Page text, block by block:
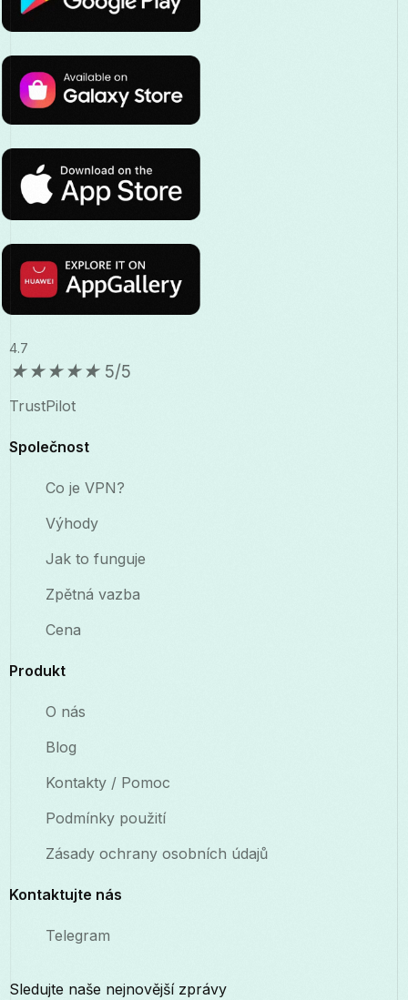
4.7
★★★★★ 5/5
TrustPilot
Společnost
Co je VPN?
Výhody
Jak to funguje
Zpětná vazba
Cena
Produkt
O nás
Blog
Kontakty / Pomoc
Podmínky použití
Zásady ochrany osobních údajů
Kontaktujte nás
Telegram
Sledujte naše nejnovější zprávy